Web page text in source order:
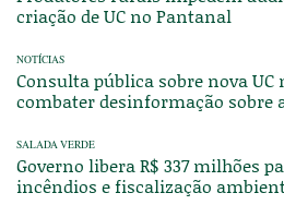
criação de UC no Pantanal
NOTÍCIAS
Consulta pública sobre nova
combater desinformação sobre
SALADA VERDE
Governo libera R$ 337 milhões
incêndios e fiscalização